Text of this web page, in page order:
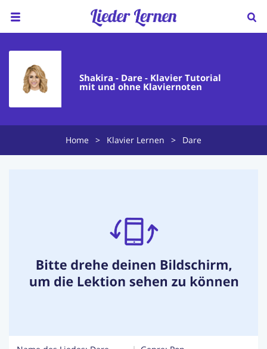
Home
Über uns
Ukulele Unterricht
Kontakt
Shakira - Dare - Klavier Tutorial
mit und ohne Klaviernoten
Home > Klavier Lernen > Dare